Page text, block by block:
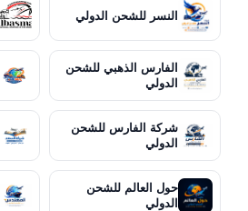
النسر للشحن الدولي
الفارس الذهبي للشحن
الدولي
شركة الفارس للشحن
الدولي
حول العالم للشحن
الدولي